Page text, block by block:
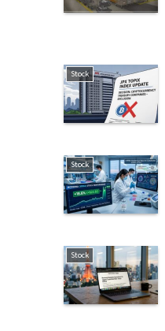
Stock
Stock
Stock